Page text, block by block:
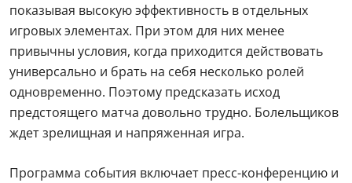
показывая высокую эффективность в отдельных
игровых элементах. При этом для них менее
привычны условия, когда приходится действовать
универсально и брать на себя несколько ролей
одновременно. Поэтому предсказать исход
предстоящего матча довольно трудно. Болельщиков
ждет зрелищная и напряженная игра.
Программа события включает пресс-конференцию и